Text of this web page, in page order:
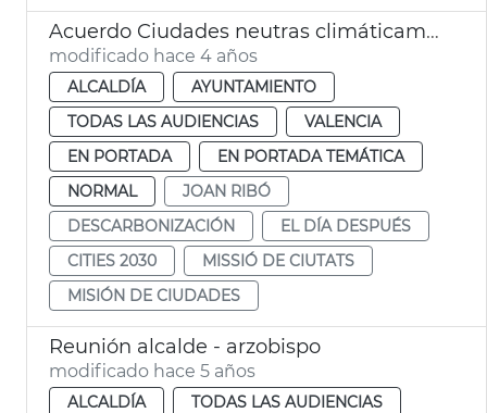
Acuerdo Ciudades neutras climáticamente
modificado hace 4 años
ALCALDÍA
AYUNTAMIENTO
TODAS LAS AUDIENCIAS
VALENCIA
EN PORTADA
EN PORTADA TEMÁTICA
NORMAL
JOAN RIBÓ
DESCARBONIZACIÓN
EL DÍA DESPUÉS
CITIES 2030
MISSIÓ DE CIUTATS
MISIÓN DE CIUDADES
Reunión alcalde - arzobispo
modificado hace 5 años
ALCALDÍA
TODAS LAS AUDIENCIAS